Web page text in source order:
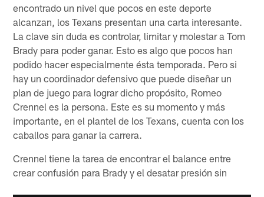
encontrado un nivel que pocos en este deporte
alcanzan, los Texans presentan una carta interesante.
La clave sin duda es controlar, limitar y molestar a Tom
Brady para poder ganar. Esto es algo que pocos han
podido hacer especialmente ésta temporada. Pero si
hay un coordinador defensivo que puede diseñar un
plan de juego para lograr dicho propósito, Romeo
Crennel es la persona. Este es su momento y más
importante, en el plantel de los Texans, cuenta con los
caballos para ganar la carrera.
Crennel tiene la tarea de encontrar el balance entre
crear confusión para Brady y el desatar presión sin